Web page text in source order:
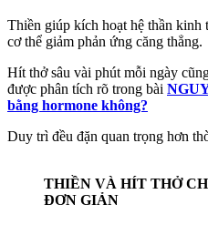
Thiền giúp kích hoạt hệ thần
cơ thể giảm phản ứng căng thẳng.
Hít thở sâu vài phút mỗi ngày
được phân tích rõ trong bài
bằng hormone không?
Duy trì đều đặn quan trọng hơn
THIỀN VÀ HÍT THỞ
ĐƠN GIẢN